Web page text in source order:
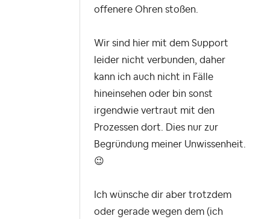
offenere Ohren stoßen.
Wir sind hier mit dem Support
leider nicht verbunden, daher
kann ich auch nicht in Fälle
hineinsehen oder bin sonst
irgendwie vertraut mit den
Prozessen dort. Dies nur zur
Begründung meiner Unwissenheit.
😉
Ich wünsche dir aber trotzdem
oder gerade wegen dem (ich